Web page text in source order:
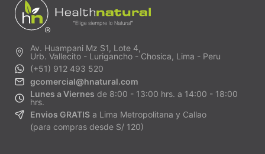
Av. Huampani Mz S1, Lote 4,
Urb. Vallecito - Lurigancho - Chosica, Lima - Peru
(+51) 912 493 520
gcomercial@hnatural.com
Lunes a Viernes de 8:00 - 13:00 hrs. a 14:00 - 18:00
hrs.
Envios GRATIS a Lima Metropolitana y Callao
(para compras desde S/ 120)